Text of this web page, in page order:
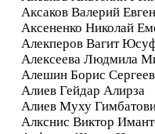
Аксаков Валерий
Аксененко Николай
Алекперов Вагит
Алексеева Людмила
Алешин Борис
Алиев Гейдар Алирза
Алиев Муху
Алкснис Виктор